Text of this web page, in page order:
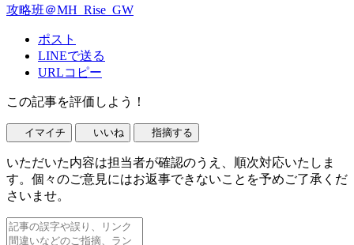
攻略班＠MH_Rise_GW
ポスト
LINEで送る
URLコピー
この記事を評価しよう！
イマイチ いいね 指摘する
いただいた内容は担当者が確認のうえ、順次対応いたしま
す。個々のご意見にはお返事できないことを予めご了承くだ
さいませ。